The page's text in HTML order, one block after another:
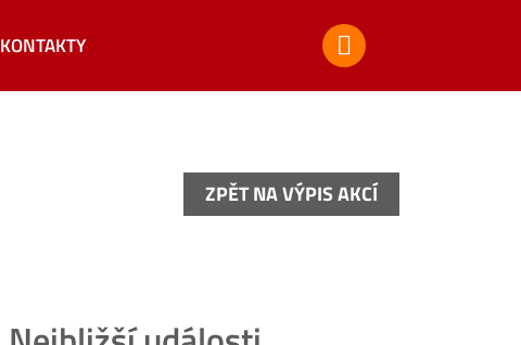
KONTAKTY
ZPĚT NA VÝPIS AKCÍ
ZPĚT NA VÝPIS AKCÍ